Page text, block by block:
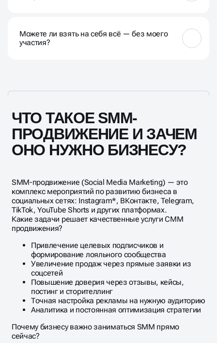
После — оживляем через грамотный постинг +
запуск продвижения. Уже через 1 месяц
Можете ли взять на себя всё — без моего
участия?
через личного менеджера. Вам останется
ЧТО ТАКОЕ SMM-
ПРОДВИЖЕНИЕ И ЗАЧЕМ
ОНО НУЖНО БИЗНЕСУ?
SMM-продвижение (Social Media Marketing) — это
комплекс мероприятий по развитию бизнеса в
социальных сетях: Instagram*, ВКонтакте, Telegram,
TikTok, YouTube Shorts и других платформах.
Какие задачи решает качественные услуги СММ
продвижения?
Привлечение целевых подписчиков и
формирование лояльного сообщества
Увеличение продаж через прямые заявки из
соцсетей
Повышение доверия через отзывы, кейсы,
постинг и сторителлинг
Точная настройка рекламы на нужную аудиторию
Аналитика и постоянная оптимизация стратегии
Почему бизнесу важно заниматься SMM прямо
сейчас?